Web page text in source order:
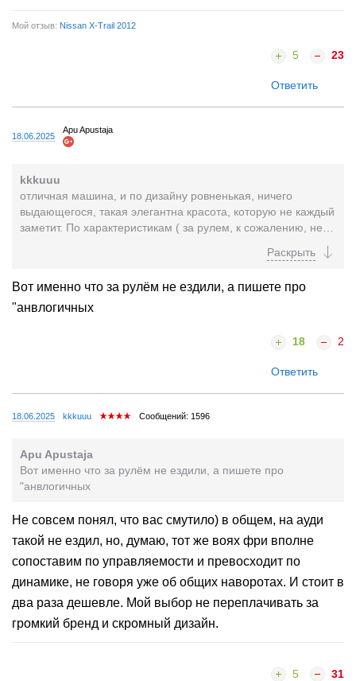
Мой отзыв: Nissan X-Trail 2012
5 23
Ответить
18.06.2025
Apu Apustaja
kkkuuu
отличная машина, и по дизайну ровненькая, ничего
выдающегося, такая элегантна красота, которую не каждый
заметит. По характеристикам ( за рулем, к сожалению, не
Вот именно что за рулём не ездили, а пишете про
"анвлогичных
18 2
Ответить
18.06.2025 kkkuuu Сообщений: 1596
Apu Apustaja
Вот именно что за рулём не ездили, а пишете про
"анвлогичных
Не совсем понял, что вас смутило) в общем, на ауди
такой не ездил, но, думаю, тот же воях фри вполне
сопоставим по управляемости и превосходит по
динамике, не говоря уже об общих наворотах. И стоит в
два раза дешевле. Мой выбор не переплачивать за
громкий бренд и скромный дизайн.
5 31